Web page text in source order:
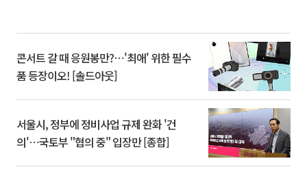
콘서트 갈 때 응원봉만?⋯'최애' 위한 필수
품 등장이오! [솔드아웃]
서울시, 정부에 정비사업 규제 완화 '건
의'⋯국토부 "협의 중" 입장만 [종합]